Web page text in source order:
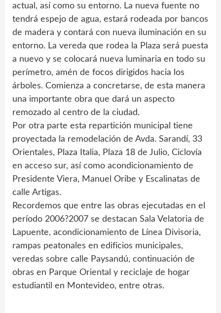
actual, así como su entorno. La nueva fuente no
tendrá espejo de agua, estará rodeada por bancos
de madera y contará con nueva iluminación en su
entorno. La vereda que rodea la Plaza será puesta
a nuevo y se colocará nueva luminaria en todo su
perímetro, amén de focos dirigidos hacia los
árboles. Comienza a concretarse, de esta manera
una importante obra que dará un aspecto
remozado al centro de la ciudad.
Por otra parte esta repartición municipal tiene
proyectada la remodelación de Avda. Sarandí, 33
Orientales, Plaza Italia, Plaza 18 de Julio, Ciclovía
en acceso sur, así como acondicionamiento de
Presidente Viera, Manuel Oribe y Escalinatas de
calle Artigas.
Recordemos que entre las obras ejecutadas en el
período 2006?2007 se destacan Sala Velatoria de
Lapuente, acondicionamiento de Línea Divisoria,
rampas peatonales en edificios municipales,
veredas sobre calle Paysandú, continuación de
obras en Parque Oriental y reciclaje de hogar
estudiantil en Montevideo, entre otras.